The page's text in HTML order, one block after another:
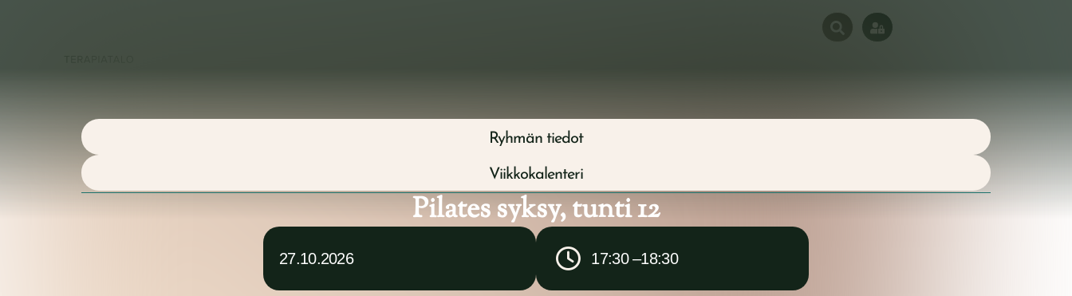
Ryhmän tiedot
Viikkokalenteri
Pilates syksy, tunti 12
27.10.2026 17:30 –18:30